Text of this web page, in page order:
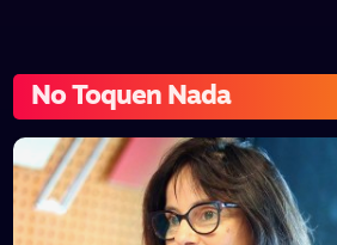
No Toquen Nada